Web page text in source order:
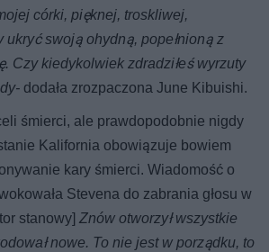
córki, pięknej, troskliwej,
ukryć swoją ohydną, popełnioną z
Czy kiedykolwiek zdradziłeś wyrzuty
dodała zrozpaczona June Kibuishi.
śmierci, ale prawdopodobnie nigdy
Kalifornia obowiązuje bowiem
kary śmierci. Wiadomość o
Stevena do zabrania głosu w
stanowy]Znów otworzył wszystkie
nowe. To nie jest w porządku, to